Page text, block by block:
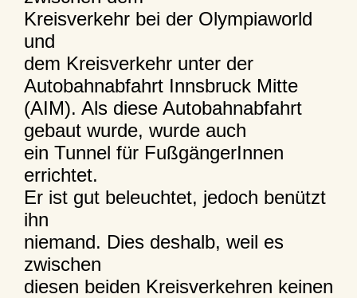
Kreisverkehr bei der Olympiaworld
und
dem Kreisverkehr unter der
Autobahnabfahrt Innsbruck Mitte
(AIM). Als diese Autobahnabfahrt
gebaut wurde, wurde auch
ein Tunnel für FußgängerInnen
errichtet.
Er ist gut beleuchtet, jedoch benützt
ihn
niemand. Dies deshalb, weil es
zwischen
diesen beiden Kreisverkehren keinen